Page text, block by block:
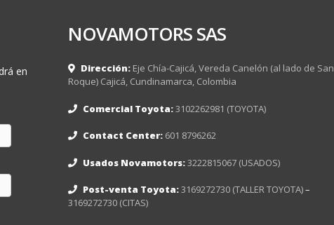
DOHC + 16 VÁLVULAS + TRANSMISIÓN POR CADENA + VVT-iE +
en
NOVAMOTORS SAS
Dirección: Eje Chía-Cajicá, Vereda Canelón (al lado de San
Roque) Cajicá, Cundinamarca, Colombia
Comercial Toyota:3102262981 (TOYOTA)
Contact Center: 601 8796262
Usados Novamotors:3222815067 (USADOS)
Post-venta Toyota:3169272730 (TALLER TOYOTA)–
3169272730 (CITAS)